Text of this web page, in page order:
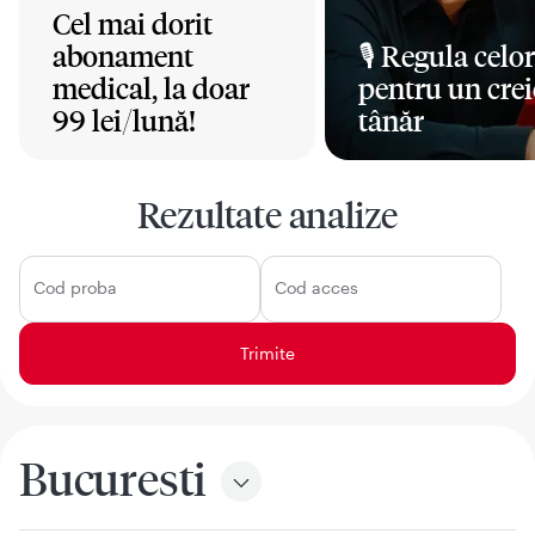
Cel mai dorit
abonament
medical, la doar
99 lei/lună!
🎙️ Regula
pentru un
tânăr
Rezultate analize
Cod proba Cod acces
Bucuresti